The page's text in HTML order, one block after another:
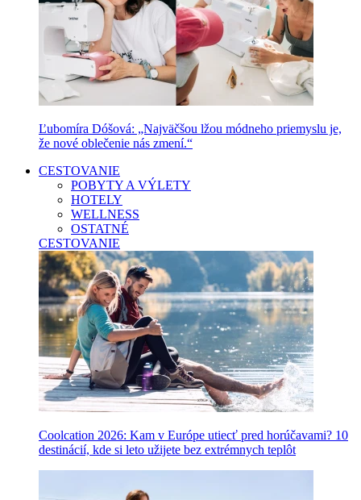
Ľubomíra Dóšová: „Najväčšou lžou módneho priemyslu je,
že nové oblečenie nás zmení.“
CESTOVANIE
POBYTY A VÝLETY
HOTELY
WELLNESS
OSTATNÉ
CESTOVANIE
Coolcation 2026: Kam v Európe utiecť pred horúčavami? 10
destinácií, kde si leto užijete bez extrémnych teplôt